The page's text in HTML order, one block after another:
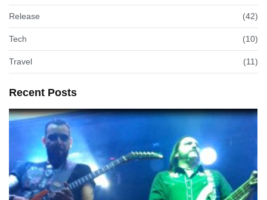
Release (42)
Tech (10)
Travel (11)
Recent Posts